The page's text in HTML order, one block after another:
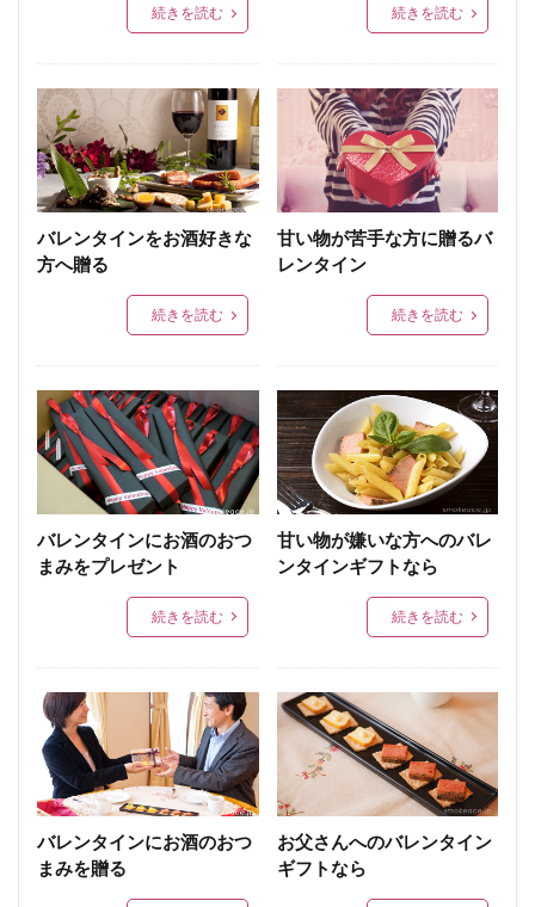
続きを読む 続きを読む
バレンタインをお酒好きな
方へ贈る
続きを読む
甘い物が苦手な方に贈るバ
レンタイン
続きを読む
バレンタインにお酒のおつ
まみをプレゼント
続きを読む
甘い物が嫌いな方へのバレ
ンタインギフトなら
続きを読む
バレンタインにお酒のおつ
まみを贈る
お父さんへのバレンタイン
ギフトなら